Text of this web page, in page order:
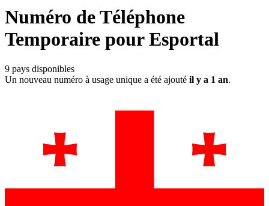
Numéro de Téléphone
Temporaire pourEsportal
9 pays disponibles
Un nouveau numéro à usage unique a été ajouté il y a 1 an.